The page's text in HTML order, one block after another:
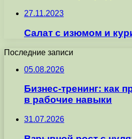
27.11.2023
Салат с изюмом и
Последние записи
05.08.2026
Бизнес-тренинг: как
в рабочие навыки
31.07.2026